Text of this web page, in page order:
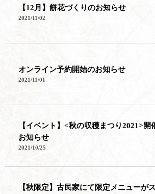
【12月】餅花づくりのお知らせ
2021/11/02
オンライン予約開始のお知らせ
2021/11/01
【イベント】<秋の収穫まつり2021>開
お知らせ
2021/10/25
【秋限定】古民家にて限定メニューが